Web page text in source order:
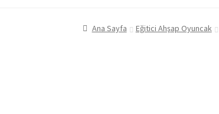
Ana Sayfa Eğitici Ahşap Oyuncak